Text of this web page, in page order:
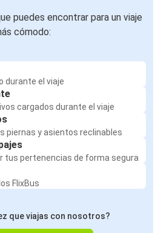
puedes encontrar para un viaje
cómodo:
durante el viaje
cargados durante el viaje
piernas y asientos reclinables
tus pertenencias de forma segura
FlixBus
que viajas con nosotros?